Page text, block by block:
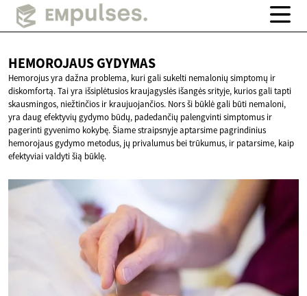
HEMOROJAUSGYDYMAS
Hemorojus yra dažna problema, kuri gali sukelti nemalonių simptomų ir
diskomfortą. Tai yra išsiplėtusios kraujagyslės išangės srityje, kurios gali tapti
skausmingos, niežtinčios ir kraujuojančios. Nors ši būklė gali būti nemaloni,
yra daug efektyvių gydymo būdų, padedančių palengvinti simptomus ir
pagerinti gyvenimo kokybę. Šiame straipsnyje aptarsime pagrindinius
hemorojaus gydymo metodus, jų privalumus bei trūkumus, ir patarsime, kaip
efektyviai valdyti šią būklę.